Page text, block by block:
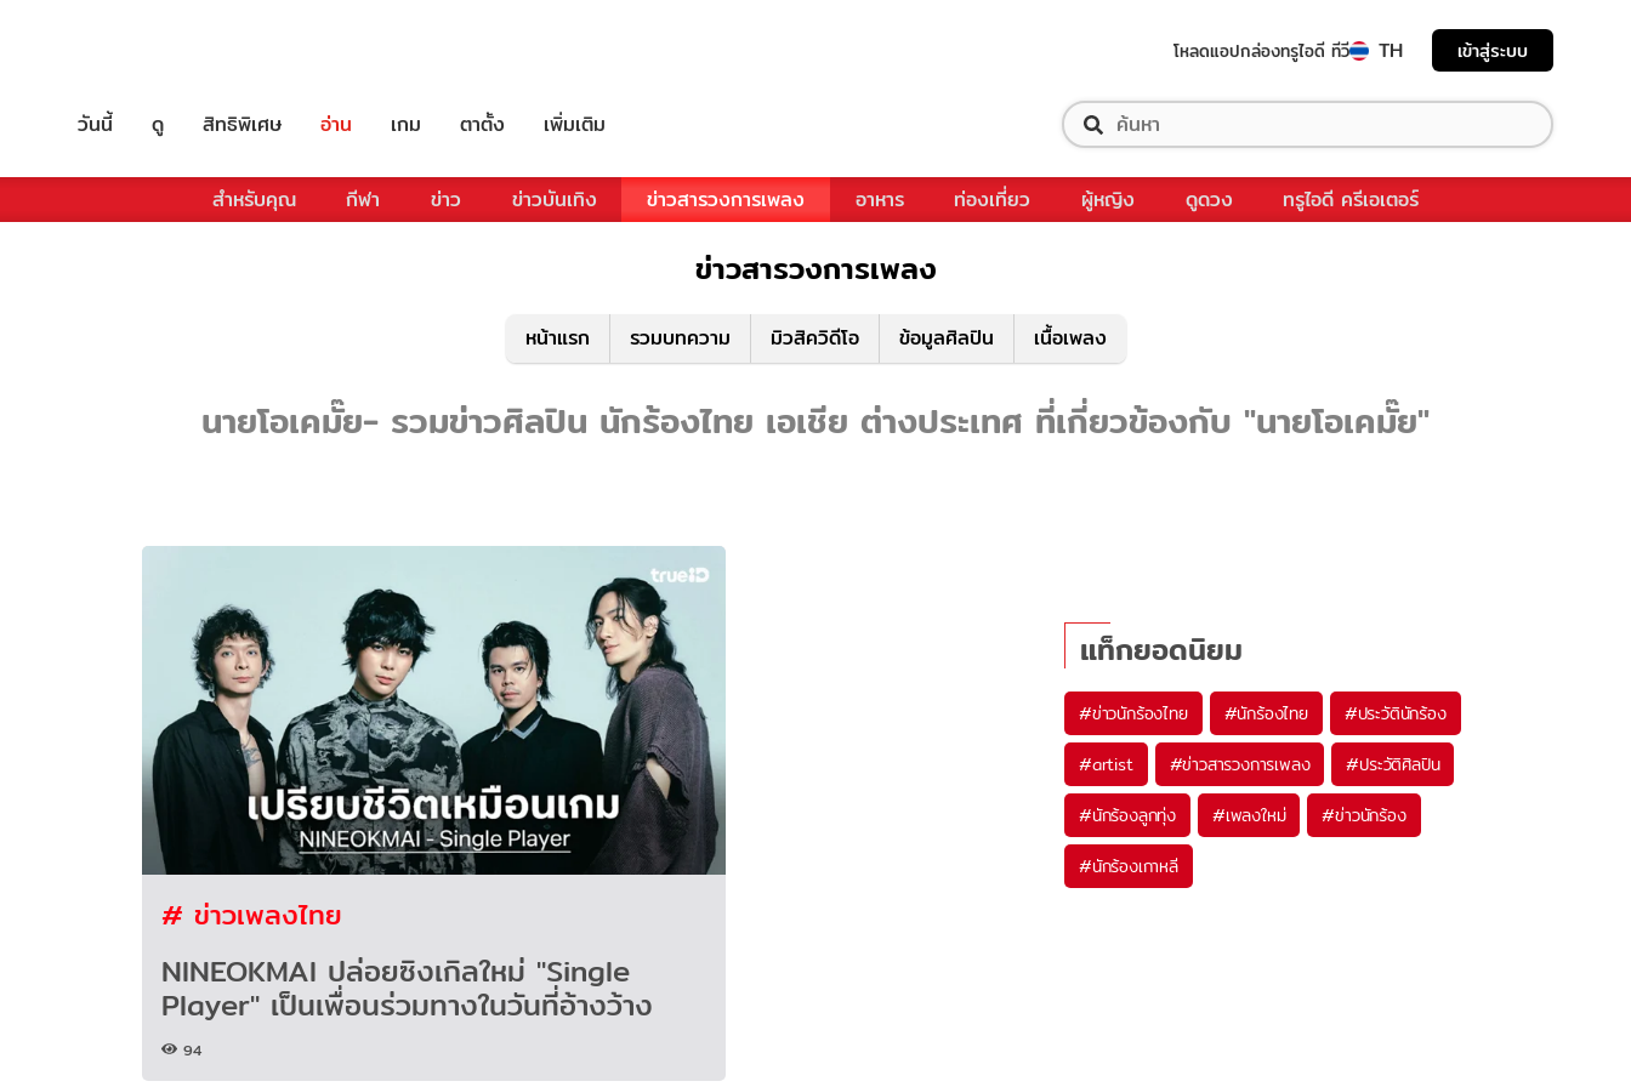
โหลดแอปกล่องทรูไอดี ทีวี TH เข้าสู่ระบบ
วันนี้ ดู สิทธิพิเศษ อ่าน เกม ตาตั้ง เพิ่มเติม
สำหรับคุณ กีฬา ข่าว ข่าวบันเทิง ข่าวสารวงการเพลง อาหาร ท่องเที่ยว ผู้หญิง ดูดวง ทรูไอดี ครีเอเตอร์
ข่าวสารวงการเพลง
หน้าแรก รวมบทความ มิวสิควิดีโอ ข้อมูลศิลปิน เนื้อเพลง
นายโอเคมั๊ย- รวมข่าวศิลปิน นักร้องไทย เอเชีย ต่างประเทศ ที่เกี่ยวข้องกับ "นายโอเคมั๊ย"
# ข่าวเพลงไทย
NINEOKMAI ปล่อยซิงเกิลใหม่ "Single
Player" เป็นเพื่อนร่วมทางในวันที่อ้างว้าง
94
แท็กยอดนิยม
#ข่าวนักร้องไทย #นักร้องไทย #ประวัตินักร้อง
#artist #ข่าวสารวงการเพลง #ประวัติศิลปิน
#นักร้องลูกทุ่ง #เพลงใหม่ #ข่าวนักร้อง
#นักร้องเกาหลี